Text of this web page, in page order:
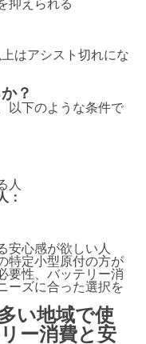
抑えられる
はアシスト切れにな
？
以下のような条件で
人
：
安心感が欲しい人
特定小型原付の方が
要性、バッテリー消
ーズに合った選択を
い地域で使
ー消費と安